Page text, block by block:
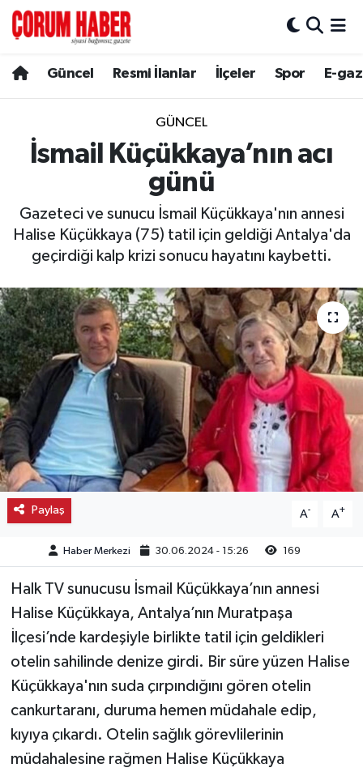
Güncel Resmi İlanlar İlçeler Spor E-
GÜNCEL
İsmail Küçükkaya’nın acı
günü
Gazeteci ve sunucu İsmail Küçükkaya'nın annesi
Halise Küçükkaya (75) tatil için geldiği Antalya'da
geçirdiği kalp krizi sonucu hayatını kaybetti.
Paylaş A- A+
Haber Merkezi 30.06.2024 - 15:26 169
Halk TV sunucusu İsmail Küçükkaya’nın annesi
Halise Küçükkaya, Antalya’nın Muratpaşa
İlçesi’nde kardeşiyle birlikte tatil için geldikleri
otelin sahilinde denize girdi. Bir süre yüzen Halise
Küçükkaya'nın suda çırpındığını gören otelin
cankurtaranı, duruma hemen müdahale edip,
kıyıya çıkardı. Otelin sağlık görevlilerinin
müdahalesine rağmen Halise Küçükkaya
Spor
Resmi İlanlar
Bayat
Boğazkale
Dodurga
İskilip
Kargı
Laçin
Mecitözü
Oğuzlar
Ortaköy
Osmancık
Sungurlu
Uğurludağ
Hava Durumu
Çorum Namaz Vakitleri
Süper Lig Puan Durumu ve Fikstür
Tüm Manşetler
Son Dakika Haberleri
Haber Arşivi